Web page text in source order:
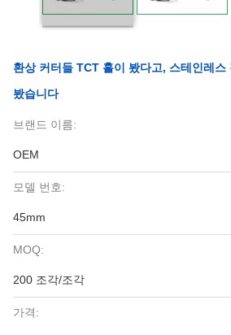
환상 커터들 TCT 홀이 봤다고, 스테인레스
봤습니다
브랜드 이름:
OEM
모델 번호:
45mm
MOQ:
200 조각/조각
가격: